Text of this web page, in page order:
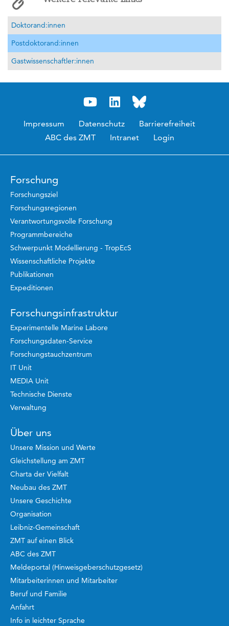
Doktorand:innen
Postdoktorand:innen
Gastwissenschaftler:innen
Impressum Datenschutz
Barrierefreiheit
ABC des ZMT
Intranet Login
Forschung
Forschungsziel
Forschungsregionen
Verantwortungsvolle Forschung
Programmbereiche
Schwerpunkt Modellierung - TropEcS
Wissenschaftliche Projekte
Publikationen
Expeditionen
Forschungsinfrastruktur
Experimentelle Marine Labore
Forschungsdaten-Service
Forschungstauchzentrum
IT Unit
MEDIA Unit
Technische Dienste
Verwaltung
Über uns
Unsere Mission und Werte
Gleichstellung am ZMT
Charta der Vielfalt
Neubau des ZMT
Unsere Geschichte
Organisation
Leibniz-Gemeinschaft
ZMT auf einen Blick
ABC des ZMT
Meldeportal (Hinweisgeberschutzgesetz)
Mitarbeiterinnen und Mitarbeiter
Beruf und Familie
Anfahrt
Info in leichter Sprache